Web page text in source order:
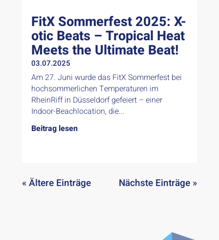
FitX Sommerfest 2025: X-
otic Beats – Tropical Heat
Meets the Ultimate Beat!
03.07.2025
Am 27. Juni wurde das FitX Sommerfest bei
hochsommerlichen Temperaturen im
RheinRiff in Düsseldorf gefeiert – einer
Indoor-Beachlocation, die...
Beitrag lesen
« Ältere Einträge Nächste Einträge »